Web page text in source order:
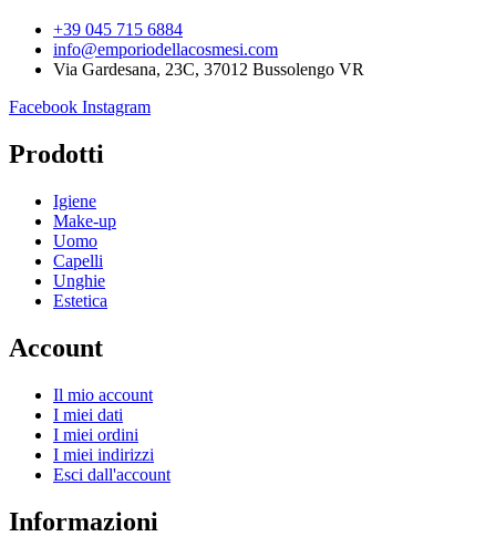
+39 045 715 6884
info@emporiodellacosmesi.com
Via Gardesana, 23C, 37012 Bussolengo VR
Facebook Instagram
Prodotti
Igiene
Make-up
Uomo
Capelli
Unghie
Estetica
Account
Il mio account
I miei dati
I miei ordini
I miei indirizzi
Esci dall'account
Informazioni